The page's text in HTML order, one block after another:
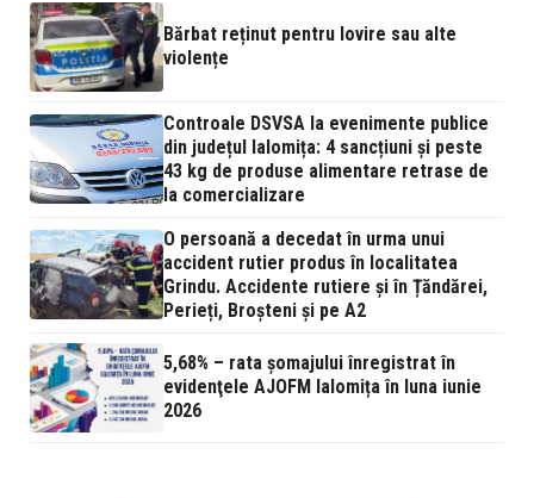
Bărbat reținut pentru lovire sau alte
violențe
Controale DSVSA la evenimente publice
din județul Ialomița: 4 sancțiuni și peste
43 kg de produse alimentare retrase de
la comercializare
O persoană a decedat în urma unui
accident rutier produs în localitatea
Grindu. Accidente rutiere și în Țăndărei,
Perieți, Broșteni și pe A2
5,68% – rata şomajului înregistrat în
evidenţele AJOFM Ialomița în luna iunie
2026